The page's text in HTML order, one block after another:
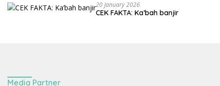
20 January 2026
CEK FAKTA: Ka’bah banjir
Media Partner